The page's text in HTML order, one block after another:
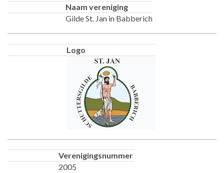
Naam vereniging
Gilde St. Jan in Babberich
Logo
Verenigingsnummer
2005